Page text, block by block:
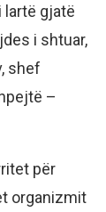
gjatë
i shtuar,
shef
–
për
organizmit